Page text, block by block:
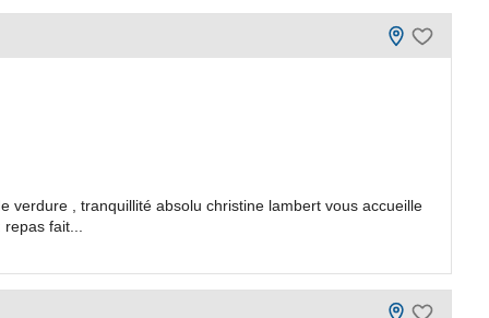
, tranquillité absolu christine lambert vous accueille
fait...